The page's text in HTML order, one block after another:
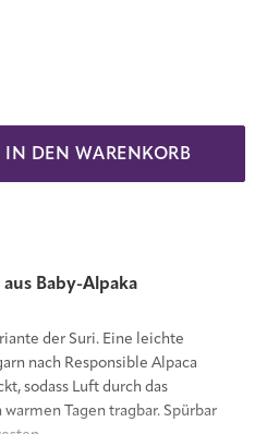
den gewünschten
IN DEN WARENKORB
Baby-Alpaka
der Suri. Eine leichte
nach Responsible Alpaca
sodass Luft durch das
Tagen tragbar. Spürbar